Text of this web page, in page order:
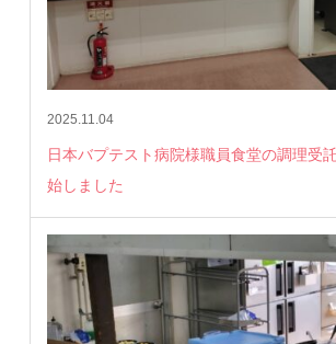
2025.11.04
日本バプテスト病院様職員食堂の調理受
始しました